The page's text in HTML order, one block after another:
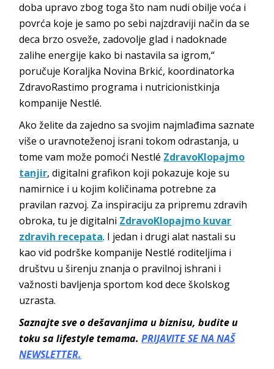
doba upravo zbog toga što nam nudi obilje voća i
povrća koje je samo po sebi najzdraviji način da se
deca brzo osveže, zadovolje glad i nadoknade
zalihe energije kako bi nastavila sa igrom,“
poručuje Koraljka Novina Brkić, koordinatorka
ZdravoRastimo programa i nutricionistkinja
kompanije Nestlé.
Ako želite da zajedno sa svojim najmlađima saznate
više o uravnoteženoj israni tokom odrastanja, u
tome vam može pomoći Nestlé ZdravoKlopajmo
tanjir, digitalni grafikon koji pokazuje koje su
namirnice i u kojim količinama potrebne za
pravilan razvoj. Za inspiraciju za pripremu zdravih
obroka, tu je digitalni ZdravoKlopajmo kuvar
zdravih recepata. I jedan i drugi alat nastali su
kao vid podrške kompanije Nestlé roditeljima i
društvu u širenju znanja o pravilnoj ishrani i
važnosti bavljenja sportom kod dece školskog
uzrasta.
Saznajte sve o dešavanjima u biznisu, budite u
toku sa lifestyle temama.PRIJAVITE SE NA NAŠ
NEWSLETTER.